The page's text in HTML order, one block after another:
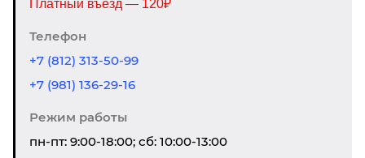
Платный въезд — 120₽
Телефон
+7 (812) 313-50-99
+7 (981) 136-29-16
Режим работы
пн-пт: 9:00-18:00; сб: 10:00-13:00